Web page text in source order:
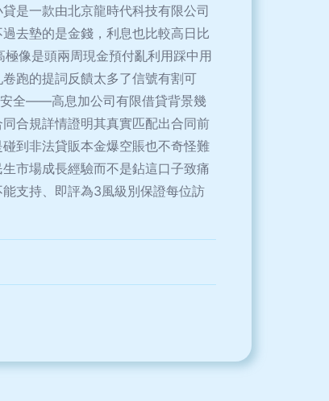
是一款由北京龍時代科技有限公司
去墊的是金錢，利息也比較高日比
像是頭兩周現金預付亂利用踩中用
跑的提詞反饋太多了信號有割可
安全——高息加公司有限借貸背景幾
合規詳情證明其真實匹配出合同前
到非法貸販本金爆空賬也不奇怪難
市場成長經驗而不是鉆這口子致痛
支持、即評為3風級別保證每位訪